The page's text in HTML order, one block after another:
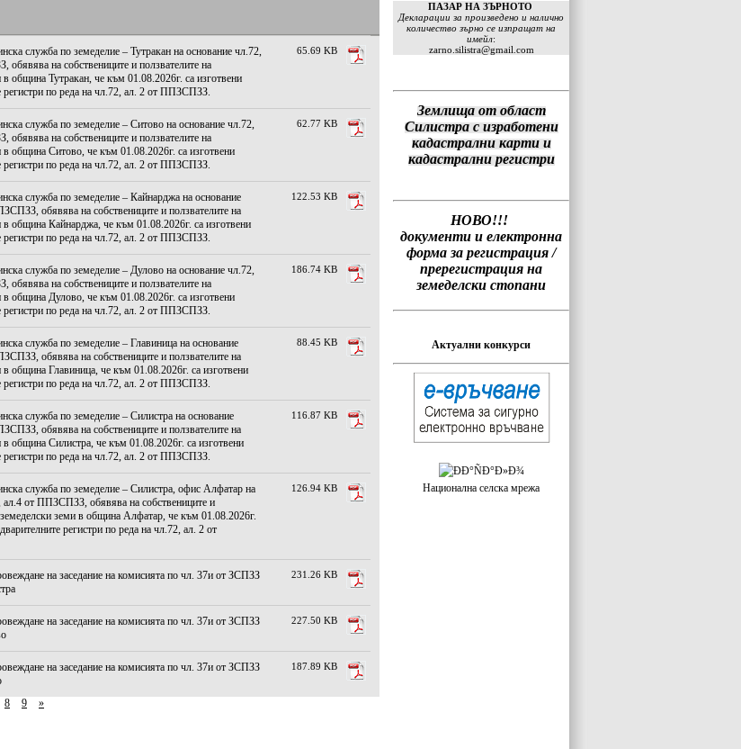
служба по земеделие – Тутракан на основание чл.72,
на собствениците и ползвателите на
в община Тутракан, че към 01.08.2026г. са изготвени
регистри по реда на чл.72, ал. 2 от ППЗСПЗЗ.
65.69 KB
служба по земеделие – Ситово на основание чл.72,
на собствениците и ползвателите на
в община Ситово, че към 01.08.2026г. са изготвени
регистри по реда на чл.72, ал. 2 от ППЗСПЗЗ.
62.77 KB
служба по земеделие – Кайнарджа на основание
обявява на собствениците и ползвателите на
в община Кайнарджа, че към 01.08.2026г. са изготвени
регистри по реда на чл.72, ал. 2 от ППЗСПЗЗ.
122.53 KB
служба по земеделие – Дулово на основание чл.72,
на собствениците и ползвателите на
в община Дулово, че към 01.08.2026г. са изготвени
регистри по реда на чл.72, ал. 2 от ППЗСПЗЗ.
186.74 KB
служба по земеделие – Главиница на основание
обявява на собствениците и ползвателите на
в община Главиница, че към 01.08.2026г. са изготвени
регистри по реда на чл.72, ал. 2 от ППЗСПЗЗ.
88.45 KB
служба по земеделие – Силистра на основание
обявява на собствениците и ползвателите на
в община Силистра, че към 01.08.2026г. са изготвени
регистри по реда на чл.72, ал. 2 от ППЗСПЗЗ.
116.87 KB
служба по земеделие – Силистра, офис Алфатар на
ал.4 от ППЗСПЗЗ, обявява на собствениците и
земеделски земи в община Алфатар, че към 01.08.2026г.
регистри по реда на чл.72, ал. 2 от
126.94 KB
на заседание на комисията по чл. 37и от ЗСПЗЗ
231.26 KB
на заседание на комисията по чл. 37и от ЗСПЗЗ
227.50 KB
на заседание на комисията по чл. 37и от ЗСПЗЗ
187.89 KB
8 9 »
ПАЗАР НА ЗЪРНОТО
Декларации за произведено и налично
количество зърно се изпращат на
имейл:
zarno.silistra@gmail.com
Землища от област
Силистра с изработени
кадастрални карти и
кадастрални регистри
НОВО!!!
документи и електронна
форма за регистрация /
пререгистрация на
земеделски стопани
Актуални конкурси
Национална селска мрежа